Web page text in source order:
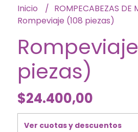
Inicio
ROMPECABEZAS DE
Rompeviaje (108 piezas)
piezas)
$24.400,00
Ver cuotas y descuentos